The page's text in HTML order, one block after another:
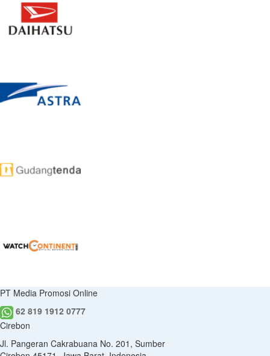
PT Media Promosi Online
62 819 1912 0777
Cirebon
Jl. Pangeran Cakrabuana No. 201, Sumber